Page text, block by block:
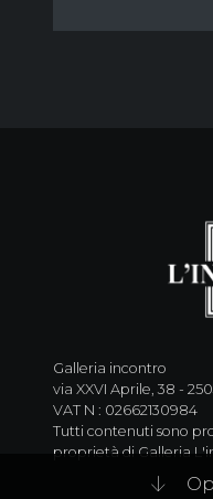
Galleria incontro
via XXVI Aprile, 38 -
VAT N : 02662130984
Tutti contenuti sono
proprietà di Galleria